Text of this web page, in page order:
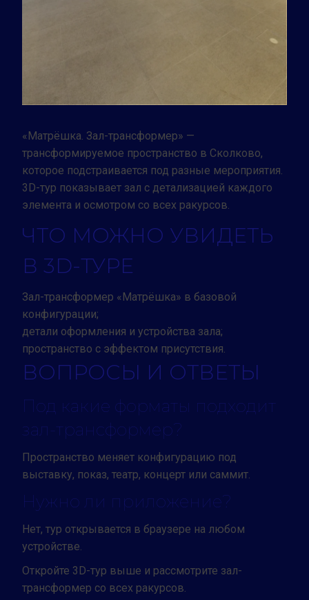
«Матрёшка. Зал-трансформер» —
трансформируемое пространство в Сколково,
которое подстраивается под разные мероприятия.
3D-тур показывает зал с детализацией каждого
элемента и осмотром со всех ракурсов.
ЧТО МОЖНО УВИДЕТЬ
В 3D-ТУРЕ
Зал-трансформер «Матрёшка» в базовой
конфигурации;
детали оформления и устройства зала;
пространство с эффектом присутствия.
ВОПРОСЫ И ОТВЕТЫ
Под какие форматы подходит
зал-трансформер?
Пространство меняет конфигурацию под
выставку, показ, театр, концерт или саммит.
Нужно ли приложение?
Нет, тур открывается в браузере на любом
устройстве.
Откройте 3D-тур выше и рассмотрите зал-
трансформер со всех ракурсов.